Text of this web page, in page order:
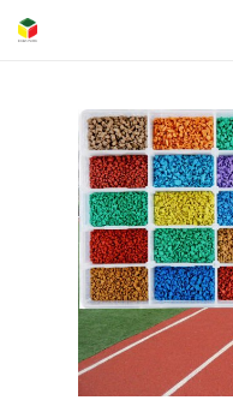
ჩვენს შესახებ
პროდუქციის კატალოგი
სერთიფიკატები
გალერეა
კონტაქტი